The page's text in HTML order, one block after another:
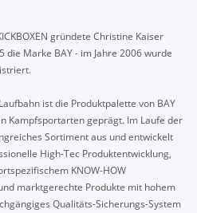
gründete Christine Kaiser
die Marke BAY - im Jahre 2006 wurde
ist die Produktpalette von BAY
Kampfsportarten geprägt. Im Laufe der
Sortiment aus und entwickelt
High-Tec Produktentwicklung,
KNOW-HOW
marktgerechte Produkte mit hohem
Qualitäts-Sicherungs-System